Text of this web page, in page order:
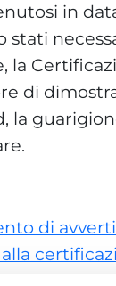
in
stati
la
di
di